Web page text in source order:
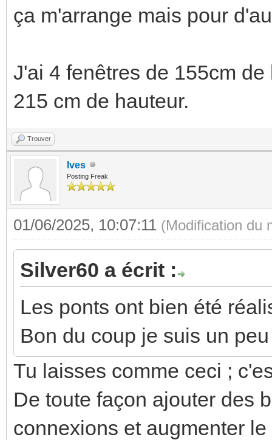
ça m'arrange mais pour
J'ai 4 fenêtres de 155cm
215 cm de hauteur.
Trouver
Ives
Posting Freak
01/06/2025, 10:07:11 (Modification du
Silver60 a écrit :
Les ponts ont bien été
Bon du coup je suis un
Tu laisses comme ceci ;
De toute façon ajouter des
connexions et augmenter